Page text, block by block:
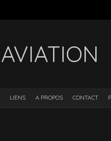
LIENS A PROPOS CONTACT